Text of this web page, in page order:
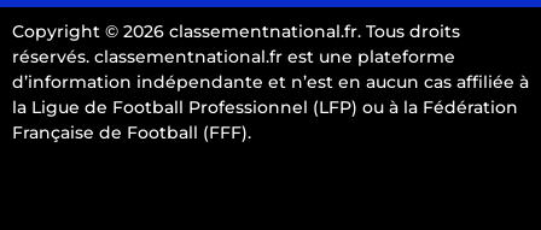
Copyright © 2026 classementnational.fr. Tous droits
réservés. classementnational.fr est une plateforme
d’information indépendante et n’est en aucun cas affiliée à
la Ligue de Football Professionnel (LFP) ou à la Fédération
Française de Football (FFF).